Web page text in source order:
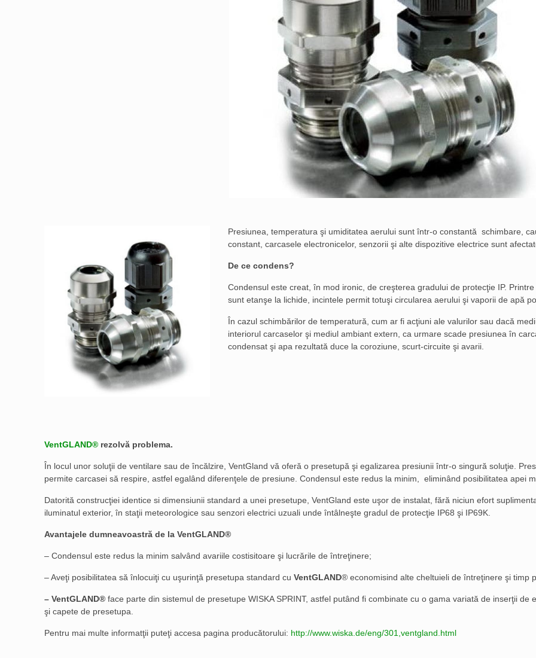
Presiunea, temperatura şi umiditatea aerului sunt într-o constantă schimbare,
constant, carcasele electronicelor, senzorii şi alte dispozitive electrice sunt
De ce condens?
Condensul este creat, în mod ironic, de creşterea gradului de protecţie IP.
sunt etanşe la lichide, incintele permit totuşi circularea aerului şi vaporii de apă
În cazul schimbărilor de temperatură, cum ar fi acţiuni ale valurilor sau dacă
interiorul carcaselor şi mediul ambiant extern, ca urmare scade presiunea în
condensat şi apa rezultată duce la coroziune, scurt-circuite şi avarii.
VentGLAND® rezolvă problema.
În locul unor soluţii de ventilare sau de încălzire, VentGland vă oferă o presetupă şi egalizarea presiunii într-o singură soluţie.
permite carcasei să respire, astfel egalând diferenţele de presiune. Condensul este redus la minim, eliminând posibilitatea apei
Datorită construcţiei identice si dimensiunii standard a unei presetupe, VentGland este uşor de instalat, fără niciun efort
iluminatul exterior, în staţii meteorologice sau senzori electrici uzuali unde întâlneşte gradul de protecţie IP68 şi IP69K.
Avantajele dumneavoastră de la VentGLAND®
– Condensul este redus la minim salvând avariile costisitoare şi lucrările de întreţinere;
– Aveţi posibilitatea să înlocuiţi cu uşurinţă presetupa standard cuVentGLAND® economisind alte cheltuieli de întreţinere şi timp
– VentGLAND® face parte din sistemul de presetupe WISKA SPRINT, astfel putând fi combinate cu o gama variată de inserţii
şi capete de presetupa.
Pentru mai multe informatţii puteţi accesa pagina producătorului: http://www.wiska.de/eng/301,ventgland.html